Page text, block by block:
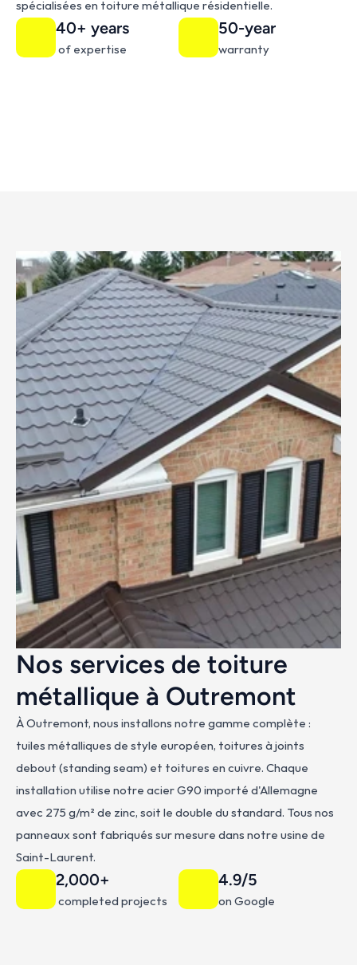
spécialisées en toiture métallique résidentielle.
40+ years
of expertise
50-year
warranty
Nos services de toiture
métallique à Outremont
À Outremont, nous installons notre gamme complète :
tuiles métalliques de style européen, toitures à joints
debout (standing seam) et toitures en cuivre. Chaque
installation utilise notre acier G90 importé d'Allemagne
avec 275 g/m² de zinc, soit le double du standard. Tous nos
panneaux sont fabriqués sur mesure dans notre usine de
Saint-Laurent.
2,000+
completed projects
4.9/5
on Google